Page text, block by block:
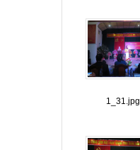
1_31.jpg